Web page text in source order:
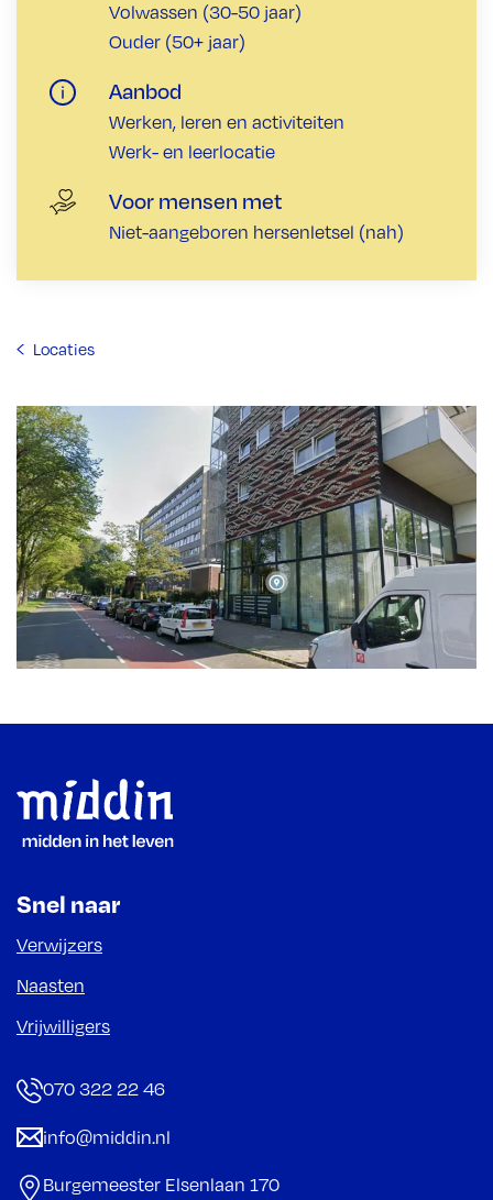
Volwassen (30-50 jaar)
Ouder (50+ jaar)
Aanbod
Werken, leren en activiteiten
Werk- en leerlocatie
Voor mensen met
Niet-aangeboren hersenletsel (nah)
Locaties
Footer
Snel naar
Verwijzers
Naasten
Vrijwilligers
070 322 22 46
info@middin.nl
Burgemeester Elsenlaan 170